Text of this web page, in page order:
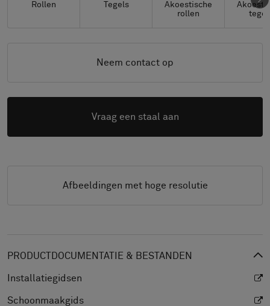
Rollen Tegels
Akoestische
rollen
Neem contact op
Vraag een staal aan
Afbeeldingen met hoge resolutie
PRODUCTDOCUMENTATIE & BESTANDEN
Installatiegidsen
Schoonmaakgids